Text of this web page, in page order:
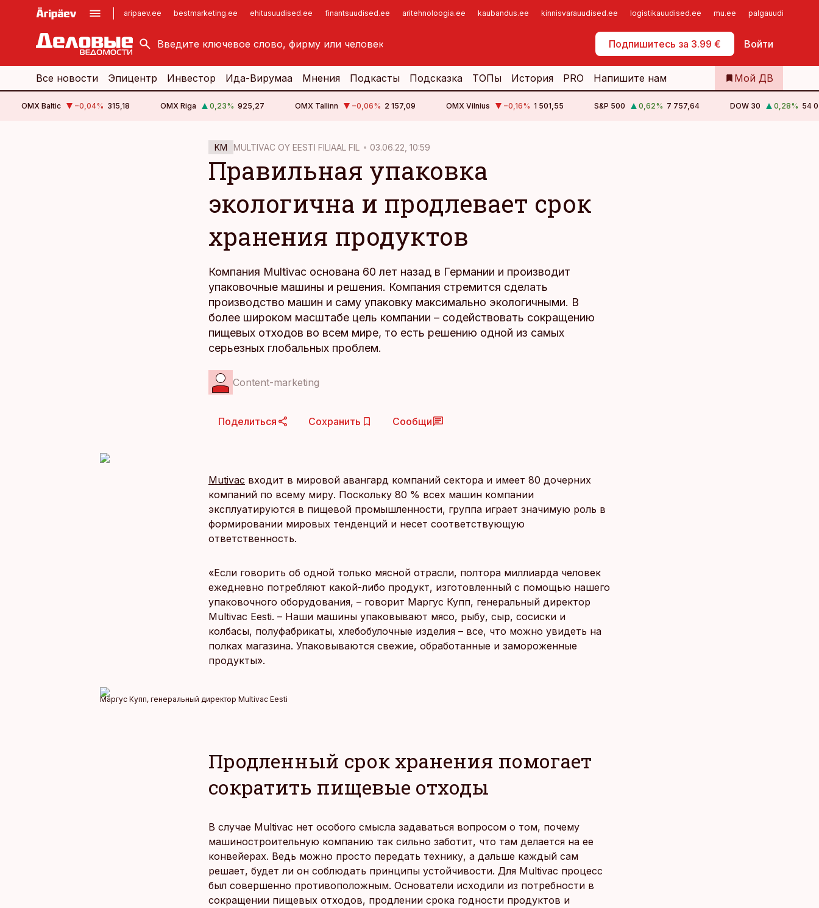
aripaev.ee bestmarketing.ee ehitusuudised.ee finantsuudised.ee aritehnoloogia.ee kaubandus.ee kinnisvarauudised.ee logistikauudised.ee mu.ee palgauudised.ee
Подпишитесь за 3.99 € Войти
kinnisvarauudised.ee
logistikauudised.ee
imelineajalugu.ee
Самообслуживание
Все новости Эпицентр Инвестор Ида-Вирумаа Мнения Подкасты Подсказка ТОПы История PRO Напишите нам Мой ДВ
OMX Baltic −0,04% 315,18 OMX Riga 0,23% 925,27 OMX Tallinn −0,06% 2 157,09 OMX Vilnius −0,16% 1 501,55 S&P 500 0,62% 7 757,64 DOW 30 0,28% 54
KM MULTIVAC OY EESTI FILIAAL FIL 03.06.22, 10:59
Правильная упаковка
экологична и продлевает срок
хранения продуктов
Компания Multivac основана 60 лет назад в Германии и производит
упаковочные машины и решения. Компания стремится сделать
производство машин и саму упаковку максимально экологичными. В
более широком масштабе цель компании – содействовать сокращению
пищевых отходов во всем мире, то есть решению одной из самых
серьезных глобальных проблем.
Content-marketing
Поделиться Сохранить Сообщи
Mutivac входит в мировой авангард компаний сектора и имеет 80 дочерних
компаний по всему миру. Поскольку 80 % всех машин компании
эксплуатируются в пищевой промышленности, группа играет значимую роль в
формировании мировых тенденций и несет соответствующую
ответственность.
«Если говорить об одной только мясной отрасли, полтора миллиарда человек
ежедневно потребляют какой-либо продукт, изготовленный с помощью нашего
упаковочного оборудования, – говорит Маргус Купп, генеральный директор
Multivac Eesti. – Наши машины упаковывают мясо, рыбу, сыр, сосиски и
колбасы, полуфабрикаты, хлебобулочные изделия – все, что можно увидеть на
полках магазина. Упаковываются свежие, обработанные и замороженные
продукты».
Маргус Купп, генеральный директор Multivac Eesti
Продленный срок хранения помогает
сократить пищевые отходы
В случае Multivac нет особого смысла задаваться вопросом о том, почему
машиностроительную компанию так сильно заботит, что там делается на ее
конвейерах. Ведь можно просто передать технику, а дальше каждый сам
решает, будет ли он соблюдать принципы устойчивости. Для Multivac процесс
был совершенно противоположным. Основатели исходили из потребности в
сокращении пищевых отходов, продлении срока годности продуктов и